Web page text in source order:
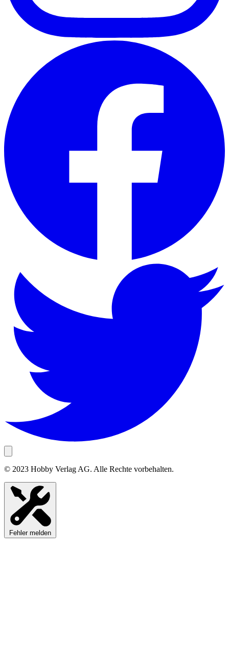
© 2023 Hobby Verlag AG. Alle Rechte vorbehalten.
Fehler melden